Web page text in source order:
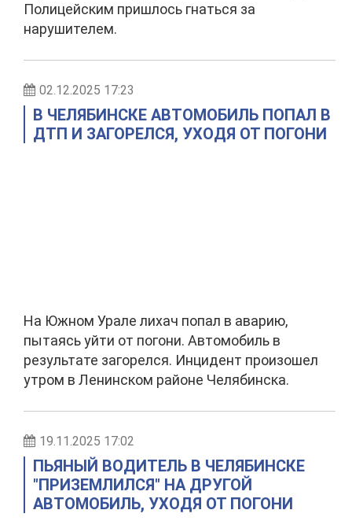
Полицейским пришлось гнаться за
нарушителем.
02.12.2025 17:23
В ЧЕЛЯБИНСКЕ АВТОМОБИЛЬ ПОПАЛ В
ДТП И ЗАГОРЕЛСЯ, УХОДЯ ОТ ПОГОНИ
На Южном Урале лихач попал в аварию,
пытаясь уйти от погони. Автомобиль в
результате загорелся. Инцидент произошел
утром в Ленинском районе Челябинска.
19.11.2025 17:02
ПЬЯНЫЙ ВОДИТЕЛЬ В ЧЕЛЯБИНСКЕ
"ПРИЗЕМЛИЛСЯ" НА ДРУГОЙ
АВТОМОБИЛЬ, УХОДЯ ОТ ПОГОНИ